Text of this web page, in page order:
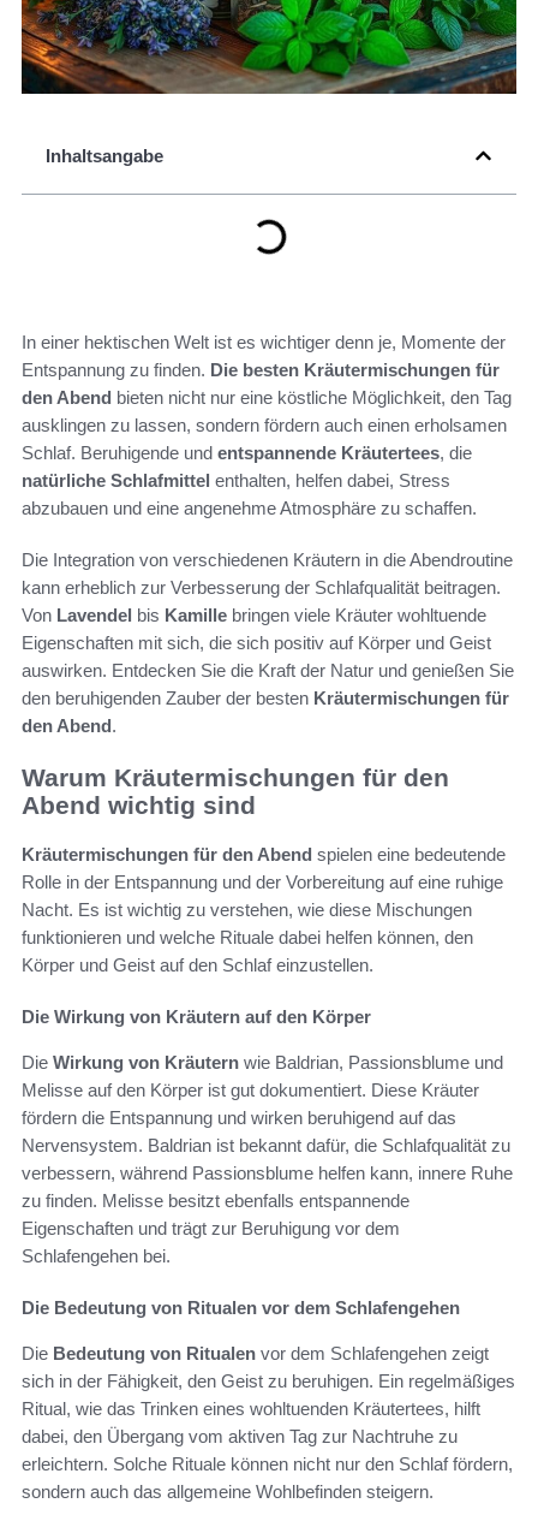
Inhaltsangabe
In einer hektischen Welt ist es wichtiger denn je, Momente der
Entspannung zu finden. Die besten Kräutermischungen für
den Abend bieten nicht nur eine köstliche Möglichkeit, den Tag
ausklingen zu lassen, sondern fördern auch einen erholsamen
Schlaf. Beruhigende und entspannende Kräutertees, die
natürliche Schlafmittel enthalten, helfen dabei, Stress
abzubauen und eine angenehme Atmosphäre zu schaffen.
Die Integration von verschiedenen Kräutern in die Abendroutine
kann erheblich zur Verbesserung der Schlafqualität beitragen.
Von Lavendel bis Kamille bringen viele Kräuter wohltuende
Eigenschaften mit sich, die sich positiv auf Körper und Geist
auswirken. Entdecken Sie die Kraft der Natur und genießen Sie
den beruhigenden Zauber der besten Kräutermischungen für
den Abend.
Warum Kräutermischungen für den
Abend wichtig sind
Kräutermischungen für den Abend spielen eine bedeutende
Rolle in der Entspannung und der Vorbereitung auf eine ruhige
Nacht. Es ist wichtig zu verstehen, wie diese Mischungen
funktionieren und welche Rituale dabei helfen können, den
Körper und Geist auf den Schlaf einzustellen.
Die Wirkung von Kräutern auf den Körper
Die Wirkung von Kräutern wie Baldrian, Passionsblume und
Melisse auf den Körper ist gut dokumentiert. Diese Kräuter
fördern die Entspannung und wirken beruhigend auf das
Nervensystem. Baldrian ist bekannt dafür, die Schlafqualität zu
verbessern, während Passionsblume helfen kann, innere Ruhe
zu finden. Melisse besitzt ebenfalls entspannende
Eigenschaften und trägt zur Beruhigung vor dem
Schlafengehen bei.
Die Bedeutung von Ritualen vor dem Schlafengehen
Die Bedeutung von Ritualen vor dem Schlafengehen zeigt
sich in der Fähigkeit, den Geist zu beruhigen. Ein regelmäßiges
Ritual, wie das Trinken eines wohltuenden Kräutertees, hilft
dabei, den Übergang vom aktiven Tag zur Nachtruhe zu
erleichtern. Solche Rituale können nicht nur den Schlaf fördern,
sondern auch das allgemeine Wohlbefinden steigern.